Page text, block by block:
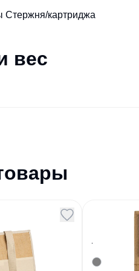
Стержня/картриджа
вес
Набор
Артикул